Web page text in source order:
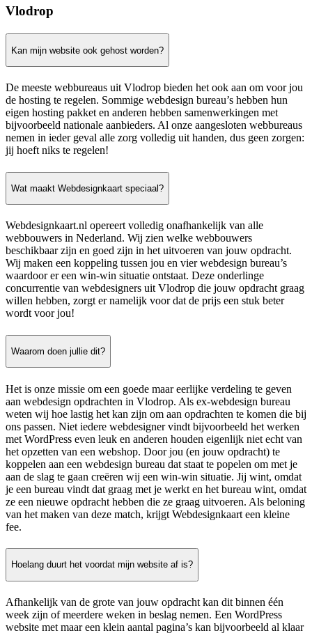
Vlodrop
Kan mijn website ook gehost worden?
De meeste webbureaus uit Vlodrop bieden het ook aan om voor jou
de hosting te regelen. Sommige webdesign bureau’s hebben hun
eigen hosting pakket en anderen hebben samenwerkingen met
bijvoorbeeld nationale aanbieders. Al onze aangesloten webbureaus
nemen in ieder geval alle zorg volledig uit handen, dus geen zorgen:
jij hoeft niks te regelen!
Wat maakt Webdesignkaart speciaal?
Webdesignkaart.nl opereert volledig onafhankelijk van alle
webbouwers in Nederland. Wij zien welke webbouwers
beschikbaar zijn en goed zijn in het uitvoeren van jouw opdracht.
Wij maken een koppeling tussen jou en vier webdesign bureau’s
waardoor er een win-win situatie ontstaat. Deze onderlinge
concurrentie van webdesigners uit Vlodrop die jouw opdracht graag
willen hebben, zorgt er namelijk voor dat de prijs een stuk beter
wordt voor jou!
Waarom doen jullie dit?
Het is onze missie om een goede maar eerlijke verdeling te geven
aan webdesign opdrachten in Vlodrop. Als ex-webdesign bureau
weten wij hoe lastig het kan zijn om aan opdrachten te komen die bij
ons passen. Niet iedere webdesigner vindt bijvoorbeeld het werken
met WordPress even leuk en anderen houden eigenlijk niet echt van
het opzetten van een webshop. Door jou (en jouw opdracht) te
koppelen aan een webdesign bureau dat staat te popelen om met je
aan de slag te gaan creëren wij een win-win situatie. Jij wint, omdat
je een bureau vindt dat graag met je werkt en het bureau wint, omdat
ze een nieuwe opdracht hebben die ze graag uitvoeren. Als beloning
van het maken van deze match, krijgt Webdesignkaart een kleine
fee.
Hoelang duurt het voordat mijn website af is?
Afhankelijk van de grote van jouw opdracht kan dit binnen één
week zijn of meerdere weken in beslag nemen. Een WordPress
website met maar een klein aantal pagina’s kan bijvoorbeeld al klaar